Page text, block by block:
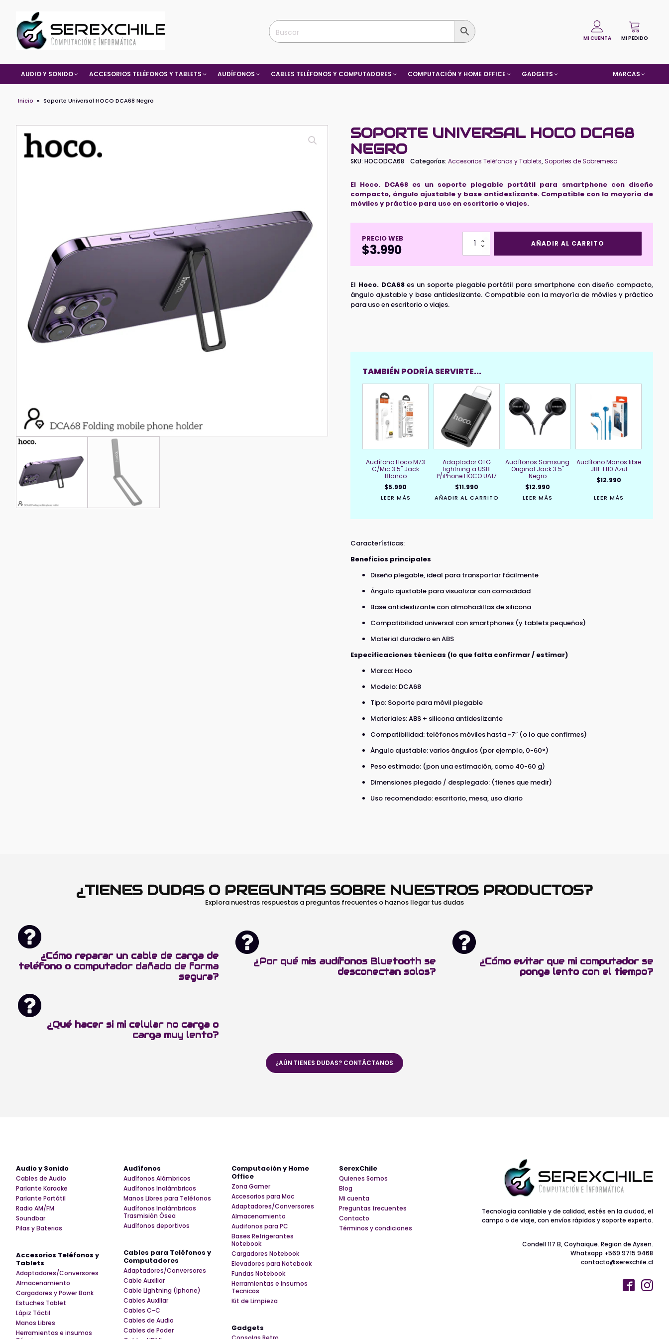
MI CUENTA MI PEDIDO
AUDIO Y SONIDO ACCESORIOS TELÉFONOS Y TABLETS AUDÍFONOS CABLES TELÉFONOS Y COMPUTADORES COMPUTACIÓN Y HOME OFFICE GADGETS MARCAS
Inicio » Soporte Universal HOCO DCA68 Negro
SOPORTE UNIVERSAL HOCO DCA68
NEGRO
SKU:HOCODCA68 Categorías:Accesorios Teléfonos y Tablets,Soportes de Sobremesa
El Hoco. DCA68 es un soporte plegable portátil para smartphone con diseño
compacto, ángulo ajustable y base antideslizante. Compatible con la mayoría de
móviles y práctico para uso en escritorio o viajes.
PRECIO WEB
$3.990
Soporte
Universal
HOCO
DCA68
cantidad
AÑADIR AL CARRITO
El Hoco. DCA68es un soporte plegable portátil para smartphone con diseño compacto,
ángulo ajustable y base antideslizante. Compatible con la mayoría de móviles y práctico
para uso en escritorio o viajes.
TAMBIÉN PODRÍA SERVIRTE...
Audífono Hoco M73
C/Mic 3.5" Jack
Blanco
$5.990
LEER MÁS
Adaptador OTG
lightning a USB
P/iPhone HOCO UA17
$11.990
AÑADIR AL CARRITO
Audífonos Samsung
Original Jack 3.5"
Negro
$12.990
LEER MÁS
Audífono Manos libre
JBL T110 Azul
$12.990
LEER MÁS
Características:
Beneficios principales
Diseño plegable, ideal para transportar fácilmente
Ángulo ajustable para visualizar con comodidad
Base antideslizante con almohadillas de silicona
Compatibilidad universal con smartphones (y tablets pequeños)
Material duradero en ABS
Especificaciones técnicas (lo que falta confirmar / estimar)
Marca: Hoco
Modelo: DCA68
Tipo: Soporte para móvil plegable
Materiales: ABS + silicona antideslizante
Compatibilidad: teléfonos móviles hasta ~7″ (o lo que confirmes)
Ángulo ajustable: varios ángulos (por ejemplo, 0-60°)
Peso estimado: (pon una estimación, como 40-60 g)
Dimensiones plegado / desplegado: (tienes que medir)
Uso recomendado: escritorio, mesa, uso diario
¿TIENES DUDAS O PREGUNTAS SOBRE NUESTROS PRODUCTOS?
Explora nuestras respuestas a preguntas frecuentes o haznos llegar tus dudas
¿Cómo reparar un cable de carga de
teléfono o computador dañado de forma
segura?
¿Por qué mis audífonos Bluetooth se
desconectan solos?
¿Cómo evitar que mi computador se
ponga lento con el tiempo?
¿Qué hacer si mi celular no carga o
carga muy lento?
¿AÚN TIENES DUDAS? CONTÁCTANOS
Audio y Sonido
Cables de Audio
Parlante Karaoke
Parlante Portátil
Radio AM/FM
Soundbar
Pilas y Baterias
Accesorios Teléfonos y
Tablets
Adaptadores/Conversores
Almacenamiento
Cargadores y Power Bank
Estuches Tablet
Lápiz Táctil
Manos Libres
Herramientas e insumos
Audífonos
Audífonos Alámbricos
Audífonos Inalámbricos
Manos Libres para Teléfonos
Audífonos Inalámbricos
Trasmisión Ósea
Audífonos deportivos
Cables para Teléfonos y
Computadores
Adaptadores/Conversores
Cable Auxiliar
Cable Lightning (Iphone)
Cables Auxiliar
Cables C-C
Cables de Audio
Cables de Poder
Computación y Home
Office
Zona Gamer
Accesorios para Mac
Adaptadores/Conversores
Almacenamiento
Audifonos para PC
Bases Refrigerantes
Notebook
Cargadores Notebook
Elevadores para Notebook
Fundas Notebook
Herramientas e insumos
Tecnicos
Kit de Limpieza
Gadgets
SerexChile
Quienes Somos
Blog
Mi cuenta
Preguntas frecuentes
Contacto
Términos y condiciones
Tecnología confiable y de calidad, estés en la ciudad, el
campo o de viaje, con envíos rápidos y soporte experto.
Condell 117 B, Coyhaique. Region de Aysen.
Whatsapp +569 9715 9468
contacto@serexchile.cl